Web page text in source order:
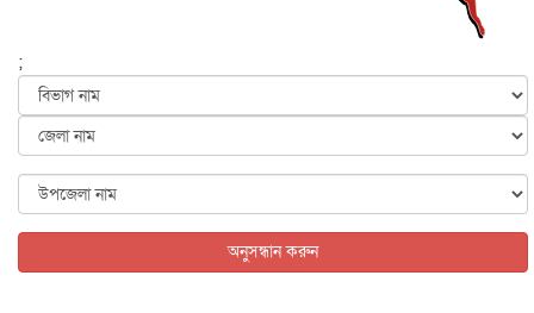
৫ আগস্ট, ২০২৬
হরমুজ নিয়ে ইরান-মার্কিন চুক্তি হতে পারে আজ : মার্কিন অর্থমন...
আন্তর্জাতিক ৫ আগস্ট, ২০২৬
পৃথিবীর দিকে আসছে বিধ্বংসী বস্তু, পারমাণবিক বোমা দিয়ে করা
ব্...
;
অনুসন্ধান করুন